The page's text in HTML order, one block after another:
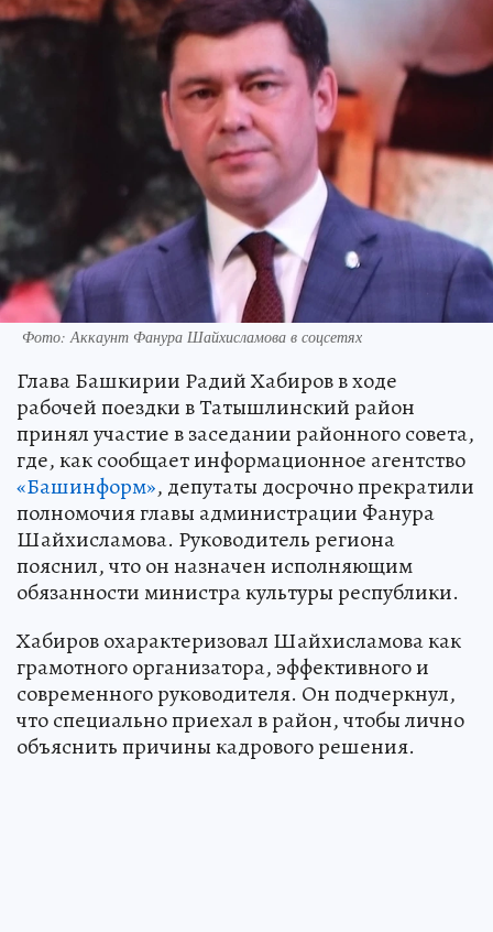
Фото: Аккаунт Фанура Шайхисламова в соцсетях
Глава Башкирии Радий Хабиров в ходе
рабочей поездки в Татышлинский район
принял участие в заседании районного совета,
где, как сообщает информационное агентство
«Башинформ», депутаты досрочно прекратили
полномочия главы администрации Фанура
Шайхисламова. Руководитель региона
пояснил, что он назначен исполняющим
обязанности министра культуры республики.
Хабиров охарактеризовал Шайхисламова как
грамотного организатора, эффективного и
современного руководителя. Он подчеркнул,
что специально приехал в район, чтобы лично
объяснить причины кадрового решения.